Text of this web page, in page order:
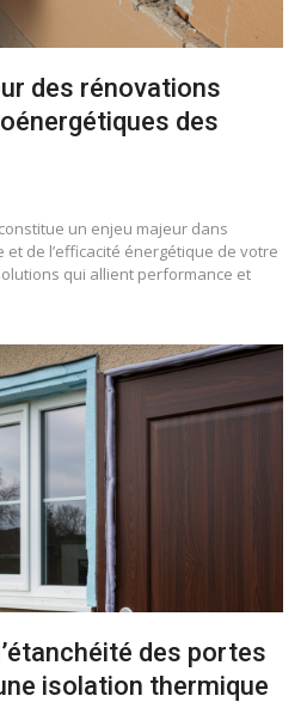
des rénovations
des
un enjeu majeur dans
et de l’efficacité énergétique de votre
qui allient performance et
des portes
isolation thermique